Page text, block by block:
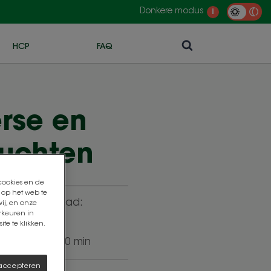
Donkere modus
HCP FAQ
en
30 min
en de
het web te
en onze
in
te klikken.